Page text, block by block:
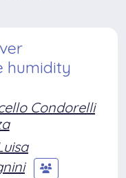
humidity
Condorelli